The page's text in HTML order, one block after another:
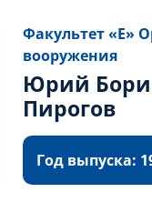
Факультет «Е»
вооружения
Юрий
Пирогов
Год выпуска: